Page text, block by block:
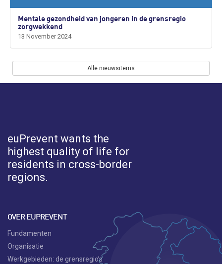
Mentale gezondheid van jongeren in de grensregio
zorgwekkend
13 November 2024
Alle nieuwsitems
euPrevent wants the
highest quality of life for
residents in cross-border
regions.
OVER EUPREVENT
Fundamenten
Organisatie
Werkgebieden: de grensregio’s